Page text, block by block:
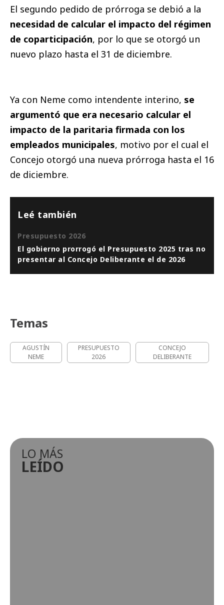
El segundo pedido de prórroga se debió a la
necesidad de calcular el impacto del régimen
de coparticipación, por lo que se otorgó un
nuevo plazo hasta el 31 de diciembre.
Ya con Neme como intendente interino, se
argumentó que era necesario calcular el
impacto de la paritaria firmada con los
empleados municipales, motivo por el cual el
Concejo otorgó una nueva prórroga hasta el 16
de diciembre.
Leé también
Presupuesto 2026
El gobierno prorrogó el Presupuesto 2025 tras no
presentar al Concejo Deliberante el de 2026
Temas
AGUSTÍN
NEME
PRESUPUESTO
2026
CONCEJO
DELIBERANTE
LO MÁS
LEÍDO